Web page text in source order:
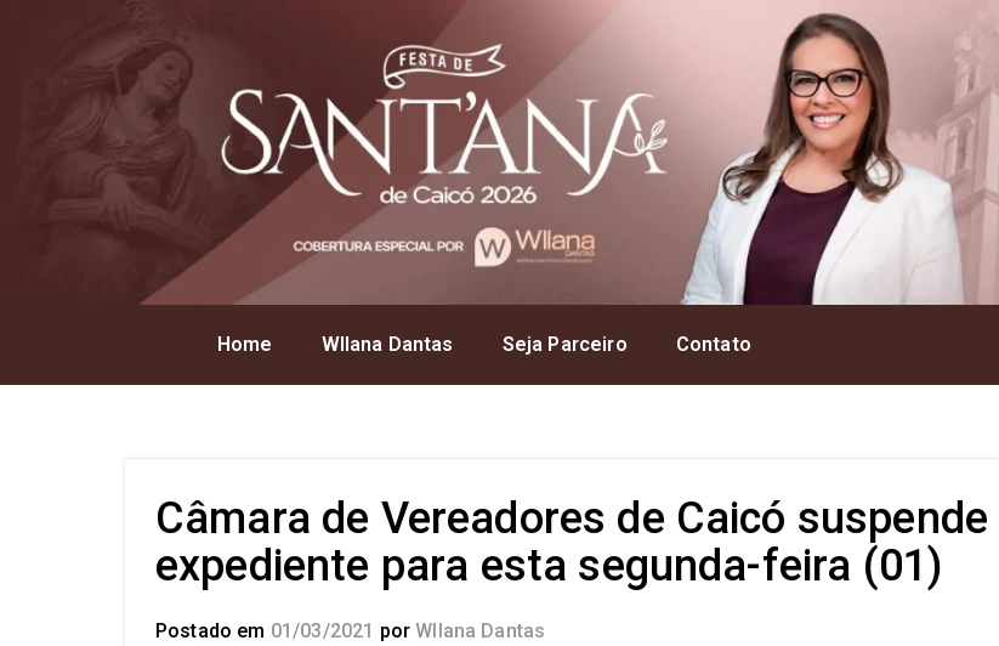
Home Wllana Dantas Seja Parceiro Contato
Câmara de Vereadores de Caicó suspende
expediente para esta segunda-feira (01)
Postado em 01/03/2021 por Wllana Dantas